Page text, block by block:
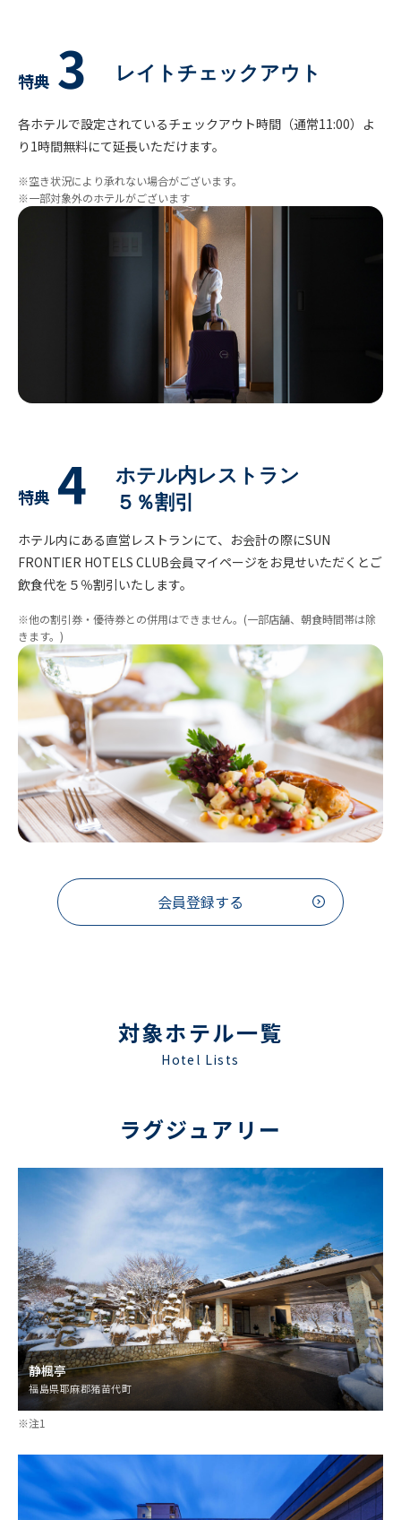
特典 3 レイトチェックアウト
各ホテルで設定されているチェックアウト時間（通常11:00）よ
り1時間無料にて延長いただけます。
※空き状況により承れない場合がございます。
※一部対象外のホテルがございます
特典 4
ホテル内レストラン
５％割引
ホテル内にある直営レストランにて、お会計の際にSUN
FRONTIER HOTELS CLUB会員マイページをお見せいただくとご
飲食代を５％割引いたします。
※他の割引券・優待券との併用はできません。(一部店舗、朝食時間帯は除
きます。)
会員登録する
対象ホテル一覧
Hotel Lists
ラグジュアリー
静楓亭
福島県耶麻郡猪苗代町
※注1